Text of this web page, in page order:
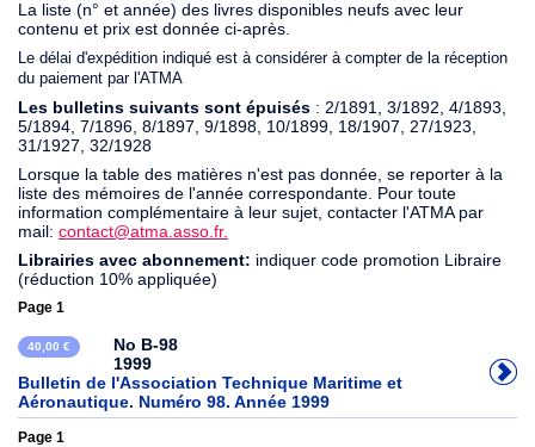
La liste (n° et année) des livres disponibles neufs avec leur
contenu et prix est donnée ci-après.
Le délai d'expédition indiqué est à considérer à compter de la réception
du paiement par l'ATMA
Les bulletins suivants sont épuisés : 2/1891, 3/1892, 4/1893,
5/1894, 7/1896, 8/1897, 9/1898, 10/1899, 18/1907, 27/1923,
31/1927, 32/1928
Lorsque la table des matières n'est pas donnée, se reporter à la
liste des mémoires de l'année correspondante. Pour toute
information complémentaire à leur sujet, contacter l'ATMA par
mail: contact@atma.asso.fr.
Librairies avec abonnement: indiquer code promotion Libraire
(réduction 10% appliquée)
Page 1
40,00 €
No B-98
1999
Bulletin de l'Association Technique Maritime et
Aéronautique. Numéro 98. Année 1999
Page 1